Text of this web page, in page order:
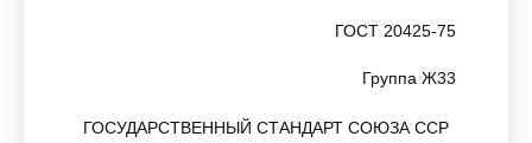
ГОСТ 20425-75
Группа Ж33
ГОСУДАРСТВЕННЫЙ СТАНДАРТ СОЮЗА ССР